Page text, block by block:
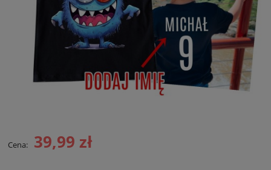
Cena: 39,99 zł